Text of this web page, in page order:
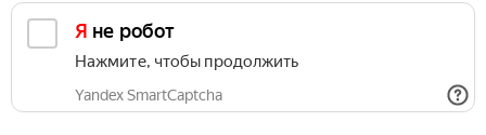
Я не робот
Нажмите, чтобы продолжить
Yandex SmartCaptcha